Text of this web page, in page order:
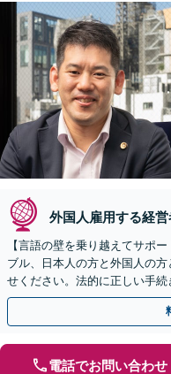
外国人雇用する経
【言語の壁を乗り越えてサポ
ブル、日本人の方と外国人の
せください。法的に正しい手
／入国管理局の対応」
電話でお問い合わせ